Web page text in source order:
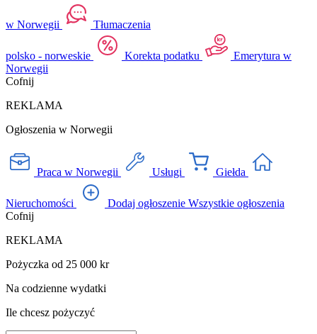
w Norwegii Tłumaczenia
polsko - norweskie Korekta podatku
Emerytura w
Norwegii
Cofnij
REKLAMA
Ogłoszenia w Norwegii
Praca w Norwegii Usługi Giełda
Nieruchomości Dodaj ogłoszenie Wszystkie ogłoszenia
Cofnij
REKLAMA
Pożyczka od 25 000 kr
Na codzienne wydatki
Ile chcesz pożyczyć